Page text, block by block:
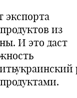
экспорта
из
И это даст